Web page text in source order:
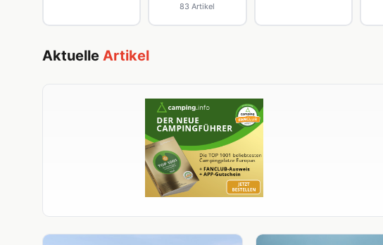
83 Artikel
Aktuelle Artikel